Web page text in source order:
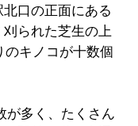
口の正面にある
られた芝生の上
のキノコが十数個
多く、たくさん